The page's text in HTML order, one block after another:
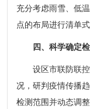
充分考虑雨雪、低
点的布局进行清单
四、科学确定
设区市联防联控
况，研判疫情传播
检测范围并动态调